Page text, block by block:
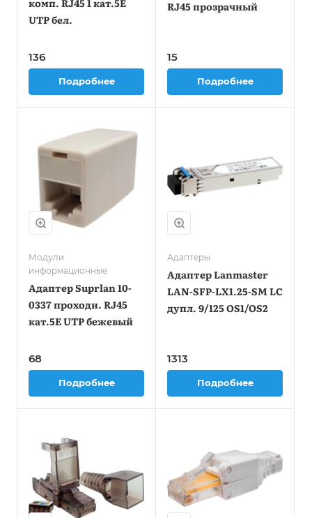
комп. RJ45 1 кат.5E
UTP бел.
136
Подробнее
RJ45 прозрачный
15
Подробнее
Модули
информационные
Адаптер Suprlan 10-
0337 проходн. RJ45
кат.5E UTP бежевый
68
Подробнее
Адаптеры
Адаптер Lanmaster
LAN-SFP-LX1.25-SM LC
дупл. 9/125 OS1/OS2
1313
Подробнее